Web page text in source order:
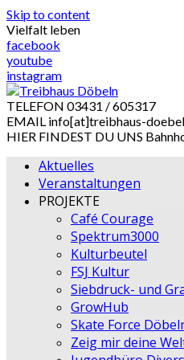
Skip to content
Vielfalt leben
facebook
youtube
instagram
TELEFON 03431 / 605317
EMAIL info[at]treibhaus-
HIER FINDEST DU UNS
Aktuelles
Veranstaltungen
PROJEKTE
Café Courage
Spektrum3000
Kulturbeutel
FSJ Kultur
Siebdruck- und
GrowHub
Skate Force
Zeig mir deine